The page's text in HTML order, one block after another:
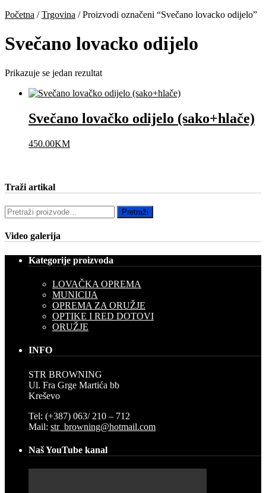
Početna /Trgovina / Proizvodi označeni “Svečano lovacko odijelo”
Svečano lovacko odijelo
Prikazuje se jedan rezultat
Svečano lovačko odijelo (sako+hlače)
450.00KM
Traži artikal
Pretraži: Pretraži
Video galerija
Kategorije proizvoda
LOVAČKA OPREMA
MUNICIJA
OPREMA ZA ORUŽJE
OPTIKE I RED DOTOVI
ORUŽJE
INFO
STR BROWNING
Ul. Fra Grge Martića bb
Kreševo
Tel: (+387) 063/ 210 – 712
Mail: str_browning@hotmail.com
Naš YouTube kanal